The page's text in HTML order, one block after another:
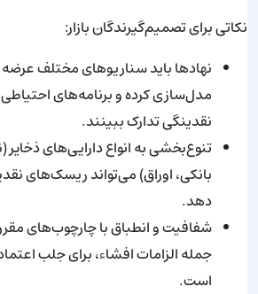
نکاتی برای تصمیم‌گیرندگان بازار:
نهادها باید سناریوهای مختلف عرضه
مدل‌سازی کرده و برنامه‌های
نقدینگی تدارک ببینند.
تنوع‌بخشی به انواع دارایی‌های
بانکی، اوراق) می‌تواند ریسک‌های
دهد.
شفافیت و انطباق با چارچوب‌های
جمله الزامات افشاء، برای جلب
است.